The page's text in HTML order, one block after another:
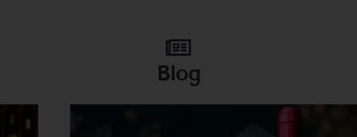
Blog